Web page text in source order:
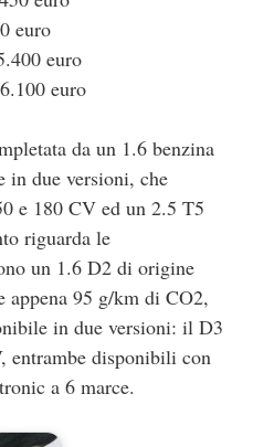
euro
euro
euro
da un 1.6 benzina
in due versioni, che
e 180 CV ed un 2.5 T5
riguarda le
un 1.6 D2 di origine
appena 95 g/km di CO2,
in due versioni: il D3
entrambe disponibili con
a 6 marce.